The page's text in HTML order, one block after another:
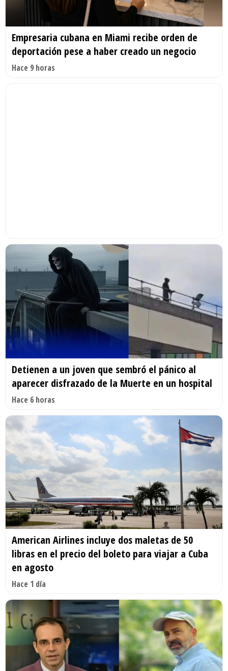
Empresaria cubana en Miami recibe orden de
deportación pese a haber creado un negocio
Hace 9 horas
Detienen a un joven que sembró el pánico al
aparecer disfrazado de la Muerte en un hospital
Hace 6 horas
American Airlines incluye dos maletas de 50
libras en el precio del boleto para viajar a Cuba
en agosto
Hace 1 día